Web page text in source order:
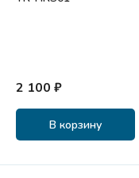
2 100 ₽
В корзину